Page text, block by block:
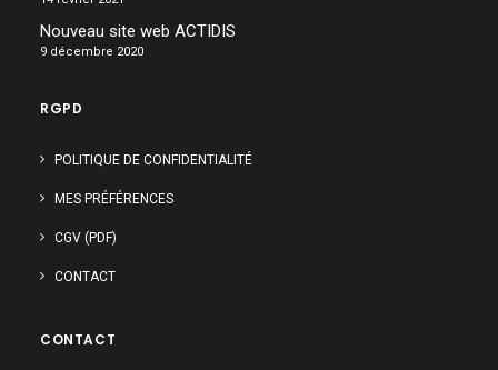
Nouveau site web ACTIDIS
9 décembre 2020
RGPD
POLITIQUE DE CONFIDENTIALITÉ
MES PRÉFÉRENCES
CGV (PDF)
CONTACT
CONTACT